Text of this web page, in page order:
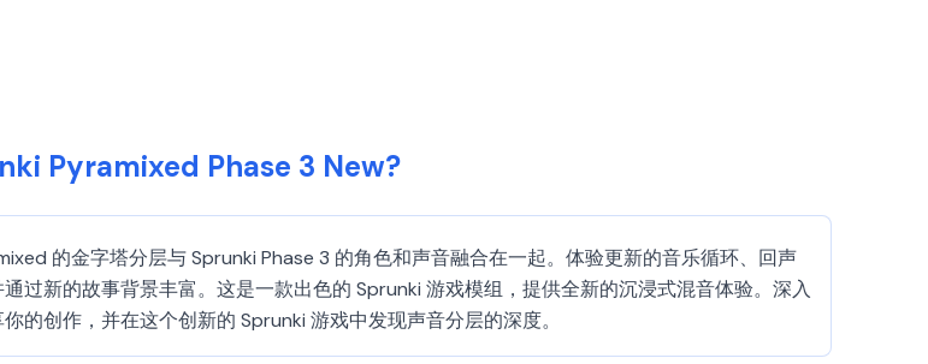
Pyramixed Phase 3 New?
的金字塔分层与 Sprunki Phase 3 的角色和声音融合在一起。体验更新的音乐循环、回声
过新的故事背景丰富。这是一款出色的 Sprunki 游戏模组，提供全新的沉浸式混音体验。深入
创作，并在这个创新的 Sprunki 游戏中发现声音分层的深度。